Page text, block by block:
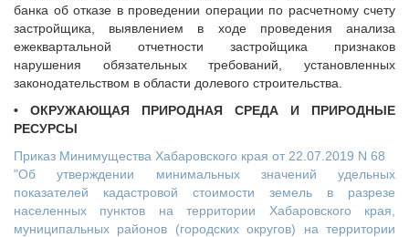
банка об отказе в проведении операции по расчетному счету
застройщика, выявлением в ходе проведения анализа
ежеквартальной отчетности застройщика признаков
нарушения обязательных требований, установленных
законодательством в области долевого строительства.
• ОКРУЖАЮЩАЯ ПРИРОДНАЯ СРЕДА И ПРИРОДНЫЕ
РЕСУРСЫ
Приказ Минимущества Хабаровского края от 22.07.2019 N 68
"Об утверждении минимальных значений удельных
показателей кадастровой стоимости земель в разрезе
населенных пунктов на территории Хабаровского края,
муниципальных районов (городских округов) на территории